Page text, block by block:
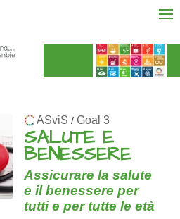
ASviS / Goal 3
SALUTE E
BENESSERE
Assicurare la salute
e il benessere per
tutti e per tutte le età